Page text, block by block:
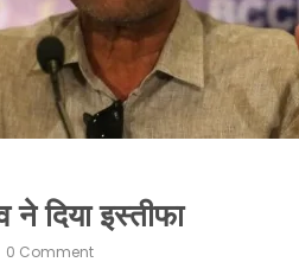
दिया इस्तीफा
0 Comment